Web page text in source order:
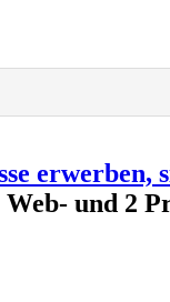
und 2